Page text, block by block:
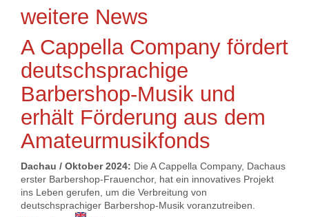
weitere News
A Cappella Company fördert
deutschsprachige
Barbershop-Musik und
erhält Förderung aus dem
Amateurmusikfonds
Dachau / Oktober 2024: Die A Cappella Company, Dachaus
erster Barbershop-Frauenchor, hat ein innovatives Projekt
ins Leben gerufen, um die Verbreitung von
deutschsprachiger Barbershop-Musik voranzutreiben.